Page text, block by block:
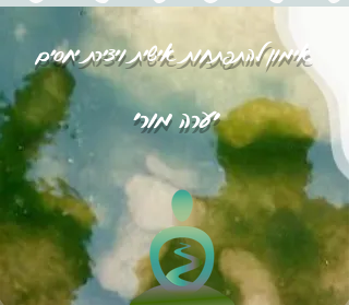
אימון להתפתחות אישית ויצירת יחסים
יערה מורי